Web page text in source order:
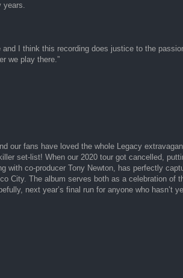
years.
I think this recording does justice to the
we play there.”
our fans have loved the whole Legacy
set-list! When our 2020 tour got cancelled,
with co-producer Tony Newton, has perfectly
City. The album serves both as a celebration of
next year’s final run for anyone who hasn’t